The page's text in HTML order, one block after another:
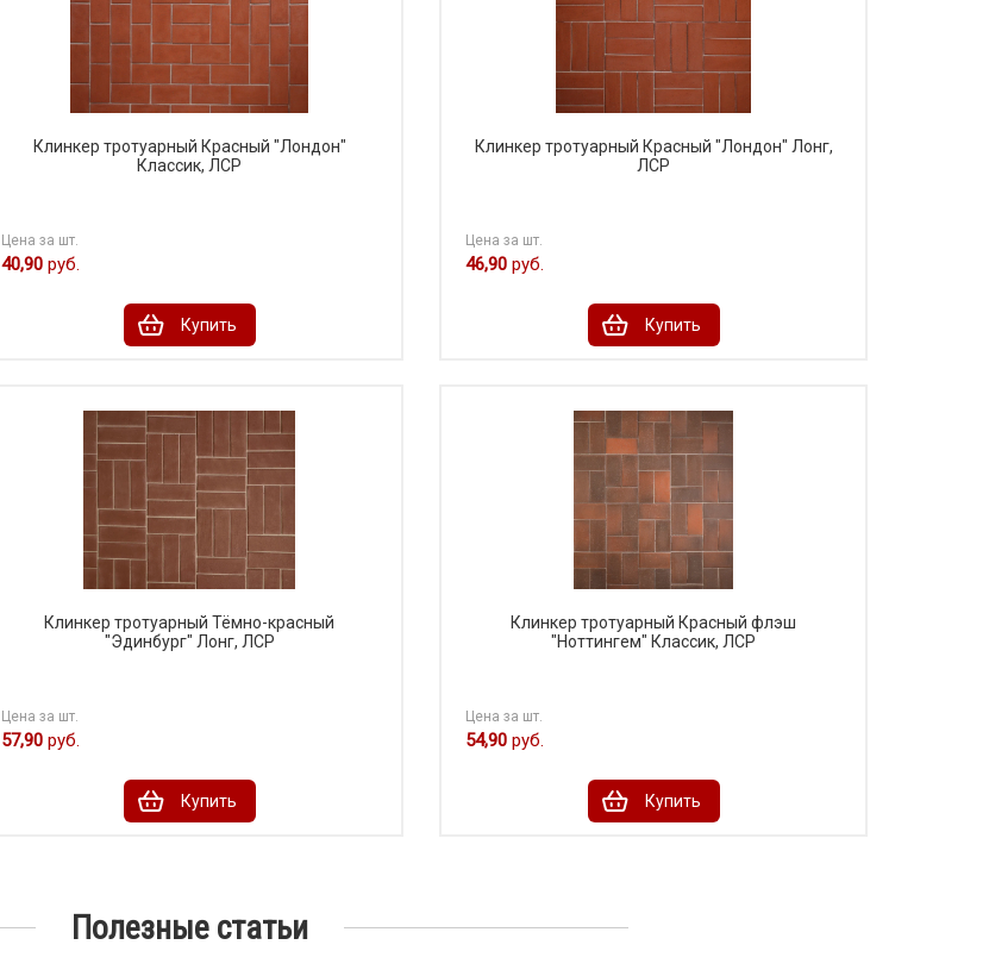
Клинкер тротуарный Красный "Лондон"
Классик, ЛСР
Цена за шт.
40,90 руб.
Купить
Клинкер тротуарный Красный "Лондон" Лонг,
ЛСР
Цена за шт.
46,90 руб.
Купить
Клинкер тротуарный Тёмно-красный
"Эдинбург" Лонг, ЛСР
Цена за шт.
57,90 руб.
Купить
Клинкер тротуарный Красный флэш
"Ноттингем" Классик, ЛСР
Цена за шт.
54,90 руб.
Купить
Полезные статьи